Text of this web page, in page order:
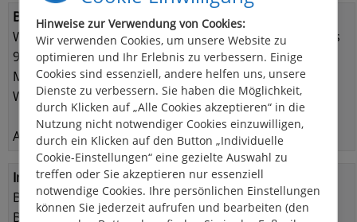
Hinweise zur Verwendung von Cookies:
Wir verwenden Cookies, um unsere Website zu
optimieren und Ihr Erlebnis zu verbessern. Einige
Cookies sind essenziell, andere helfen uns, unsere
Dienste zu verbessern. Sie haben die Möglichkeit,
durch Klicken auf „Alle Cookies akzeptieren“ in die
Nutzung nicht notwendiger Cookies einzuwilligen,
durch ein Klicken auf den Button „Individuelle
Cookie-Einstellungen“ eine gezielte Auswahl zu
treffen oder Sie akzeptieren nur essenziell
notwendige Cookies. Ihre persönlichen Einstellungen
können Sie jederzeit aufrufen und bearbeiten (den
Bootrückgabe:
Woche : Donnerstags, Freitags, Samstags, Montags bis
9 Uhr
Mini-Woche : Freitags bis 9 Uhr
Wochenende: Sonntags bis 18 Uhr
Abgabe am nächsten Morgen ab € 28,00
Inklusivleistungen:
Bettzeug und Geschirr
Bootssicherheitsausrüstung